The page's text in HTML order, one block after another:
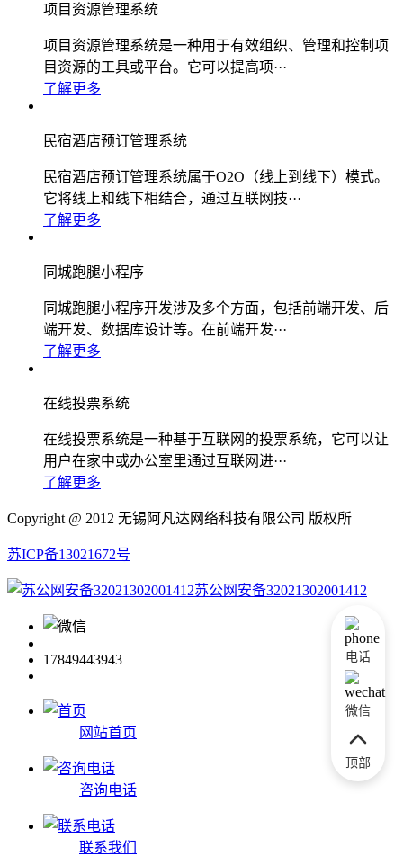
项目资源管理系统
项目资源管理系统是一种用于有效组织、管理和控制项
目资源的工具或平台。它可以提高项···
了解更多
民宿酒店预订管理系统
民宿酒店预订管理系统属于O2O（线上到线下）模式。
它将线上和线下相结合，通过互联网技···
了解更多
同城跑腿小程序
同城跑腿小程序开发涉及多个方面，包括前端开发、后
端开发、数据库设计等。在前端开发···
了解更多
在线投票系统
在线投票系统是一种基于互联网的投票系统，它可以让
用户在家中或办公室里通过互联网进···
了解更多
Copyright @ 2012 无锡阿凡达网络科技有限公司 版权所
苏ICP备13021672号
苏公网安备32021302001412
17849443943
网站首页
咨询电话
联系我们
电话
微信
顶部